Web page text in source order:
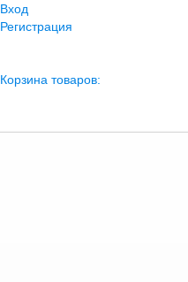
Вход
Регистрация
Корзина товаров: